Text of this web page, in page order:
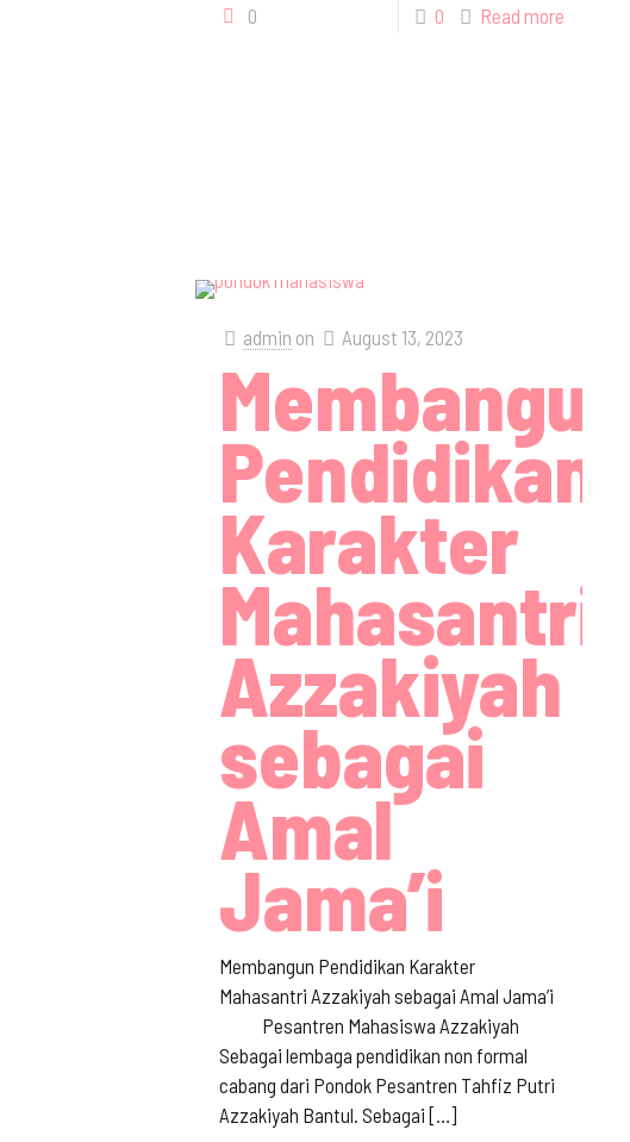
0 0 Read more
admin on August 13, 2023
Membangun
Pendidikan
Karakter
Mahasantri
Azzakiyah
sebagai
Amal
Jama’i
Membangun Pendidikan Karakter
Mahasantri Azzakiyah sebagai Amal Jama’i
Pesantren Mahasiswa Azzakiyah
Sebagai lembaga pendidikan non formal
cabang dari Pondok Pesantren Tahfiz Putri
Azzakiyah Bantul. Sebagai […]